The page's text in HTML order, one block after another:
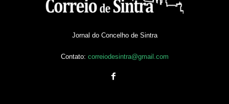
Jornal do Concelho de Sintra
Contato: correiodesintra@gmail.com